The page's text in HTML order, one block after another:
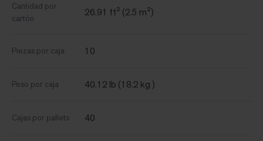
Cantidad por
cartón
26.91 ft² (2.5 m²)
Piezas por caja 10
Peso por caja 40.12 lb (18.2 kg )
Cajas por pallets 40